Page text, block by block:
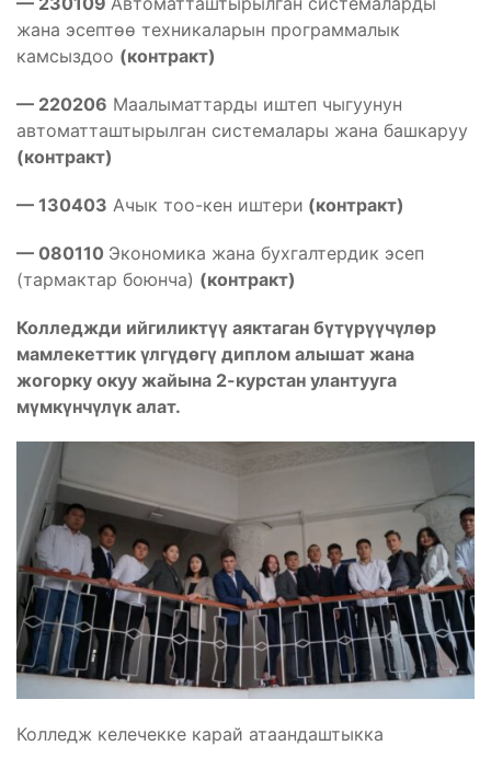
жана эсептөө техникаларын программалык
камсыздоо (контракт)
— 220206 Маалыматтарды иштеп чыгуунун
автоматташтырылган системалары жана башкаруу
(контракт)
— 130403 Ачык тоо-кен иштери (контракт)
— 080110 Экономика жана бухгалтердик эсеп
(тармактар боюнча) (контракт)
Колледжди ийгиликтүү аяктаган бүтүрүүчүлөр
мамлекеттик үлгүдөгү диплом алышат жана
жогорку окуу жайына 2-курстан улантууга
мүмкүнчүлүк алат.
Колледж келечекке карай атаандаштыкка